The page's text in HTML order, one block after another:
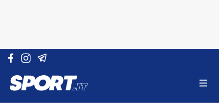
Vai al contenuto